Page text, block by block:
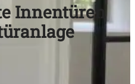
Innentüren